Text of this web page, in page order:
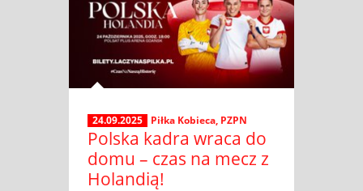
24.09.2025 Piłka Kobieca, PZPN
Polska kadra wraca do
domu – czas na mecz z
Holandią!